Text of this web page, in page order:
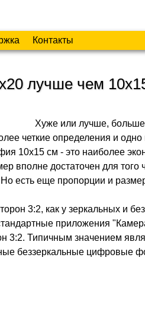
Контакты
лучше чем
Хуже или лучше,
четкие определения и одно
10х15 см - это наиболее
вполне достаточен для того
есть еще пропорции и
3:2, как у зеркальных и
приложения
3:2. Типичным значением
беззеркальные цифровые